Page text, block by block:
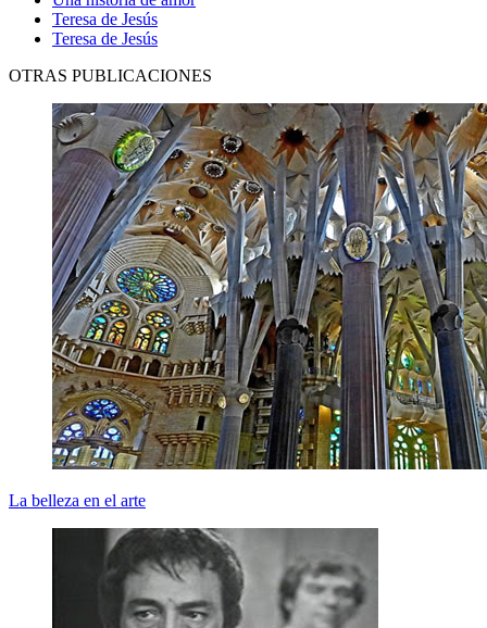
Teresa de Jesús
Teresa de Jesús
OTRAS PUBLICACIONES
La belleza en el arte